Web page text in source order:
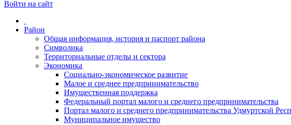
Войти на сайт
Район
Общая информация, история и паспорт района
Символика
Территориальные отделы и сектора
Экономика
Социально-экономическое развитие
Малое и среднее предпринимательство
Имущественная поддержка
Федеральный портал малого и среднего предпринимательства
Портал малого и среднего предпринимательства Удмуртской
Муниципальное имущество